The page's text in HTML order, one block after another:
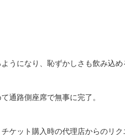
うになり、恥ずかしさも飲み込
通路側座席で無事に完了。
ケット購入時の代理店からのリ